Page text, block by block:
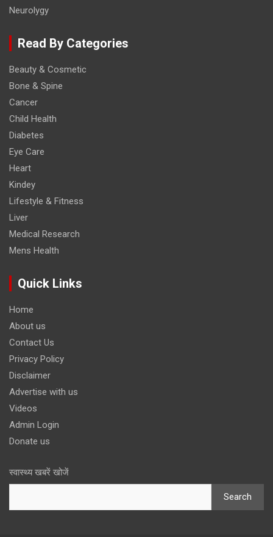
Neurolygy
Read By Categories
Beauty & Cosmetic
Bone & Spine
Cancer
Child Health
Diabetes
Eye Care
Heart
Kindey
Lifestyle & Fitness
Liver
Medical Research
Mens Health
Quick Links
Home
About us
Contact Us
Privacy Policy
Disclaimer
Advertise with us
Videos
Admin Login
Donate us
स्वास्थ्य खबरें खोजें
Search